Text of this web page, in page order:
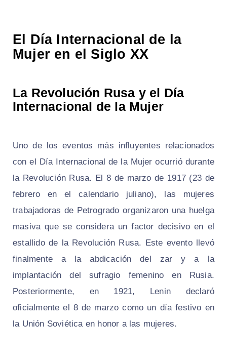
El Día Internacional de la
Mujer en el Siglo XX
La Revolución Rusa y el Día
Internacional de la Mujer
Uno de los eventos más influyentes relacionados
con el Día Internacional de la Mujer ocurrió durante
la Revolución Rusa. El 8 de marzo de 1917 (23 de
febrero en el calendario juliano), las mujeres
trabajadoras de Petrogrado organizaron una huelga
masiva que se considera un factor decisivo en el
estallido de la Revolución Rusa. Este evento llevó
finalmente a la abdicación del zar y a la
implantación del sufragio femenino en Rusia.
Posteriormente, en 1921, Lenin declaró
oficialmente el 8 de marzo como un día festivo en
la Unión Soviética en honor a las mujeres.